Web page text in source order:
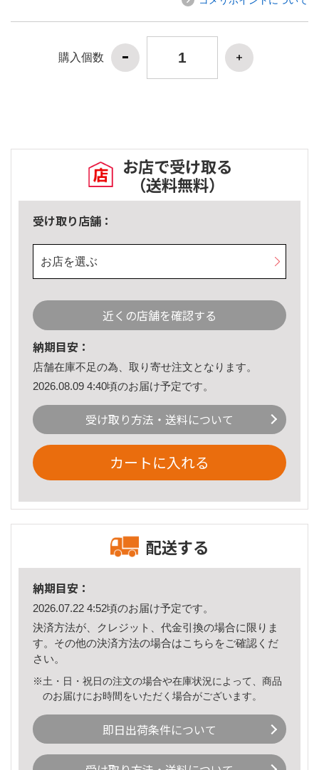
購入個数
お店で受け取る
（送料無料）
受け取り店舗：
お店を選ぶ
近くの店舗を確認する
納期目安：
店舗在庫不足の為、取り寄せ注文となります。
2026.08.09 4:40頃のお届け予定です。
受け取り方法・送料について
カートに入れる
配送する
納期目安：
2026.07.22 4:52頃のお届け予定です。
決済方法が、クレジット、代金引換の場合に限りま
す。その他の決済方法の場合はこちら をご確認くだ
さい。
※土・日・祝日の注文の場合や在庫状況によって、商品
のお届けにお時間をいただく場合がございます。
即日出荷条件について